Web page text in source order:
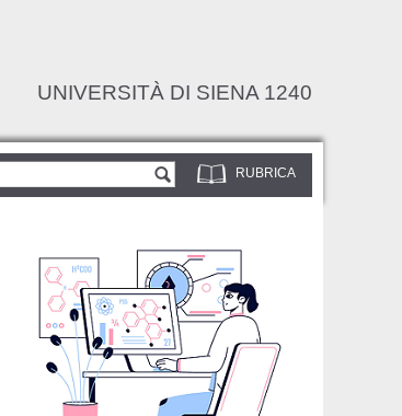
UNIVERSITÀ DI SIENA 1240
RUBRICA
Form di ricerca